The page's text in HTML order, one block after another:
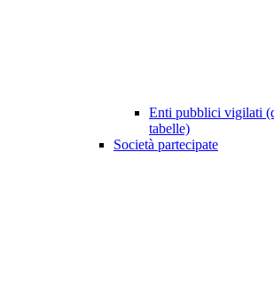
Enti pubblici vigilati
tabelle)
Società partecipate